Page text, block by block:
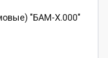
"БАМ-Х.000"